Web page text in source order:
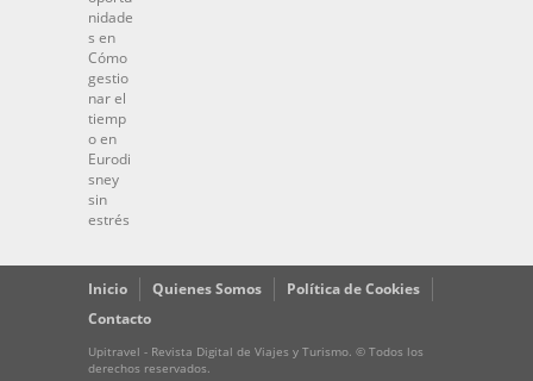
Inicio Quienes Somos
Política de Cookies
Contacto
Upitravel - Revista Digital de Viajes y Turismo. © Todos los
derechos reservados.